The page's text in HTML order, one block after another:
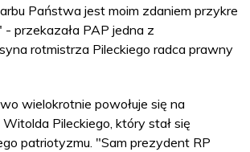
Państwa jest moim zdaniem przykre
- przekazała PAP jedna z
rotmistrza Pileckiego radca prawny
wielokrotnie powołuje się na
Pileckiego, który stał się
patriotyzmu. "Sam prezydent RP